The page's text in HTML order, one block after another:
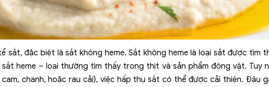
sắt, đặc biệt là sắt không heme. Sắt không heme là loại sắt được tìm
heme – loại thường tìm thấy trong thịt và sản phẩm động vật. Tuy
chanh, hoặc rau cải), việc hấp thụ sắt có thể được cải thiện. Đậu